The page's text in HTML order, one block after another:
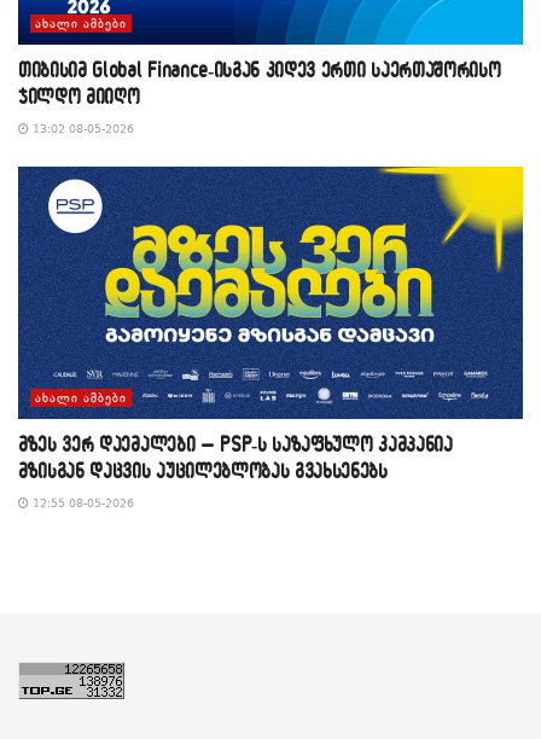
ᲐᲮᲐᲚᲘ ᲐᲛᲑᲔᲑᲘ
თიბისიმ Global Finance-ისგან კიდევ ერთი საერთაშორისო
ჯილდო მიიღო
13:02 08-05-2026
ᲐᲮᲐᲚᲘ ᲐᲛᲑᲔᲑᲘ
მზეს ვერ დაემალები – PSP-ს საზაფხულო კამპანია
მზისგან დაცვის აუცილებლობას გვახსენებს
12:55 08-05-2026